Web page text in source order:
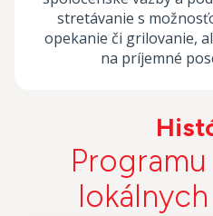
stretávanie s
opekanie či grilovanie,
na príjemné